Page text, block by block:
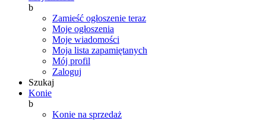
b
Zamieść ogłoszenie teraz
Moje ogłoszenia
Moje wiadomości
Moja lista zapamiętanych
Mój profil
Zaloguj
Szukaj
Konie
b
Konie na sprzedaż